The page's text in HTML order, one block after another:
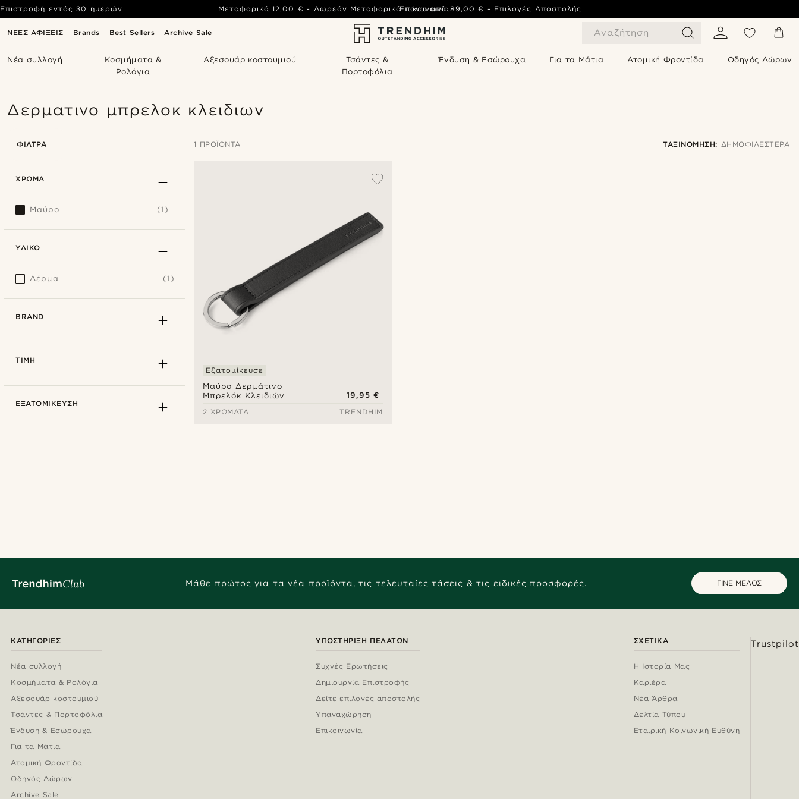
ΝΕΕΣ ΑΦΙΞΕΙΣ Brands Best Sellers Archive Sale Αναζήτηση
Νέα συλλογή
Κοσμήματα &
Ρολόγια
Αξεσουάρ κοστουμιού
Τσάντες &
Πορτοφόλια
Ένδυση & Εσώρουχα Για τα Μάτια Ατομική Φροντίδα Οδηγός Δώρων
Επιστροφή εντός 30 ημερών Μεταφορικά 12,00 € - Δωρεάν Μεταφορικά πάνω από89,00 € - Επιλογές Αποστολής
Επικοινωνία
Δερματινο μπρελοκ κλειδιων
ΦΊΛΤΡΑ 1 ΠΡΟΪΌΝΤΑ ΤΑΞΙΝΌΜΗΣΗ: ΔΗΜΟΦΙΛΈΣΤΕΡΑ
Μαύρο Δερμάτινο
Μπρελόκ Κλειδιών
Εξατομίκευσε
19,95 €
2 ΧΡΏΜΑΤΑ
TRENDHIM
ΧΡΏΜΑ
Μαύρο (1)
ΥΛΙΚΌ
Δέρμα (1)
BRAND
ΤΙΜΉ
ΕΞΑΤΟΜΊΚΕΥΣΗ
Deboss
Μάθε πρώτος για τα νέα προϊόντα, τις τελευταίες τάσεις & τις ειδικές προσφορές. ΓΙΝΕ ΜΕΛΟΣ
ΚΑΤΗΓΟΡΊΕΣ
Νέα συλλογή
Κοσμήματα & Ρολόγια
Αξεσουάρ κοστουμιού
Τσάντες & Πορτοφόλια
Ένδυση & Εσώρουχα
Για τα Μάτια
Ατομική Φροντίδα
Οδηγός Δώρων
Archive Sale
ΥΠΟΣΤΉΡΙΞΗ ΠΕΛΑΤΏΝ
Συχνές Ερωτήσεις
Δημιουργία Επιστροφής
Δείτε επιλογές αποστολής
Υπαναχώρηση
Επικοινωνία
ΣΧΕΤΙΚΆ
Η Ιστορία Μας
Καριέρα
Νέα Άρθρα
Δελτία Τύπου
Εταιρική Κοινωνική Ευθύνη
Trustpilot